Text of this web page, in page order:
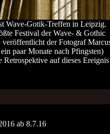
Wave-Gotik-Treffen in Leipzig.
Festival der Wave- & Gothic
veröffentlicht der Fotograf
paar Monate nach Pfingsten)
Retrospektive auf dieses Ereignis
ab 8.7.16